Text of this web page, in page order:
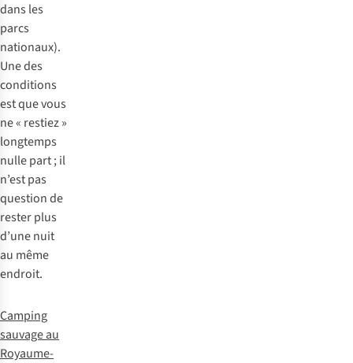
dans les
parcs
nationaux).
Une des
conditions
est que vous
ne « restiez »
longtemps
nulle part ; il
n’est pas
question de
rester plus
d’une nuit
au même
endroit.
Camping
sauvage au
Royaume-